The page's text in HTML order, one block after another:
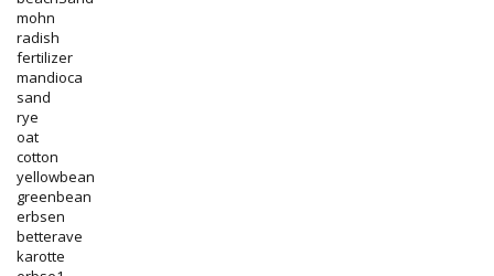
mohn
radish
fertilizer
mandioca
sand
rye
oat
cotton
yellowbean
greenbean
erbsen
betterave
karotte